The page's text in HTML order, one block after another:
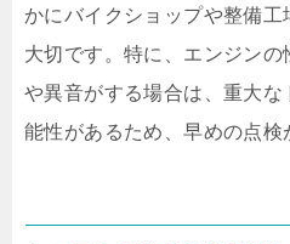
かにバイクショップや整備
大切です。特に、エンジン
や異音がする場合は、重大
能性があるため、早めの点検